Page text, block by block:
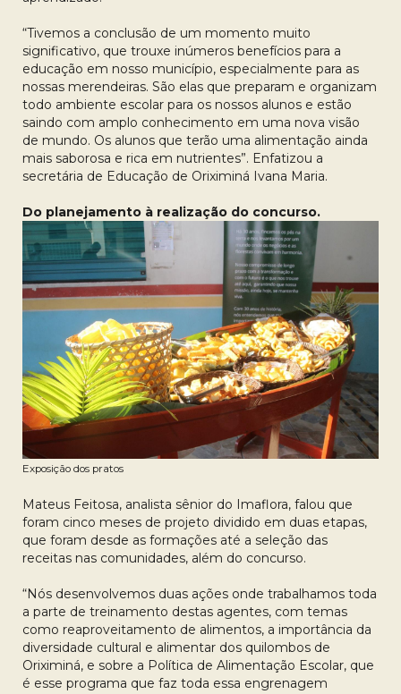
“Tivemos a conclusão de um momento muito
significativo, que trouxe inúmeros benefícios para a
educação em nosso município, especialmente para as
nossas merendeiras. São elas que preparam e organizam
todo ambiente escolar para os nossos alunos e estão
saindo com amplo conhecimento em uma nova visão
de mundo. Os alunos que terão uma alimentação ainda
mais saborosa e rica em nutrientes”. Enfatizou a
secretária de Educação de Oriximiná Ivana Maria.
Do planejamento à realização do concurso.
Exposição dos pratos
Mateus Feitosa, analista sênior do Imaflora, falou que
foram cinco meses de projeto dividido em duas etapas,
que foram desde as formações até a seleção das
receitas nas comunidades, além do concurso.
“Nós desenvolvemos duas ações onde trabalhamos toda
a parte de treinamento destas agentes, com temas
como reaproveitamento de alimentos, a importância da
diversidade cultural e alimentar dos quilombos de
Oriximiná, e sobre a Política de Alimentação Escolar, que
é esse programa que faz toda essa engrenagem